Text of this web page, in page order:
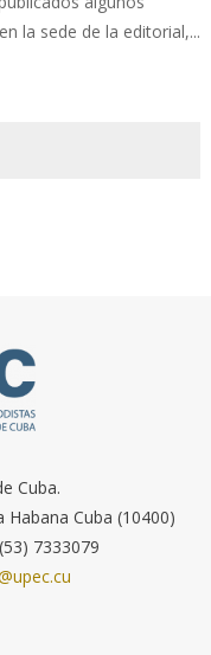
la sede de la editorial,...
Cuba.
Habana Cuba (10400)
7333079